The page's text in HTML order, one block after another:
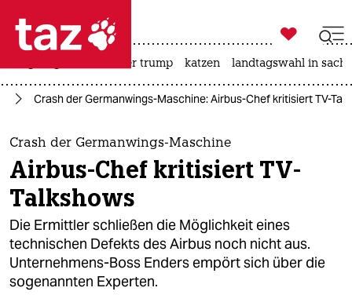
 taz zahl ich
taz zahl ich
themen
politik
öko
gesellschaft
kultur

taz zahl ich
usa unter trump katzen landtagswahl in
Crash der Germanwings-Maschine: Airbus-Chef kritisiert TV-
Crash der Germanwings-Maschine
Airbus-Chef kritisiert TV-
Talkshows
Die Ermittler schließen die Möglichkeit eines
technischen Defekts des Airbus noch nicht aus.
Unternehmens-Boss Enders empört sich über die
sogenannten Experten.